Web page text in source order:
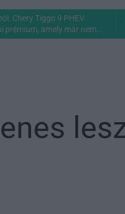
Chery Tiggo 9 PHEV
prémium, amely már nem...